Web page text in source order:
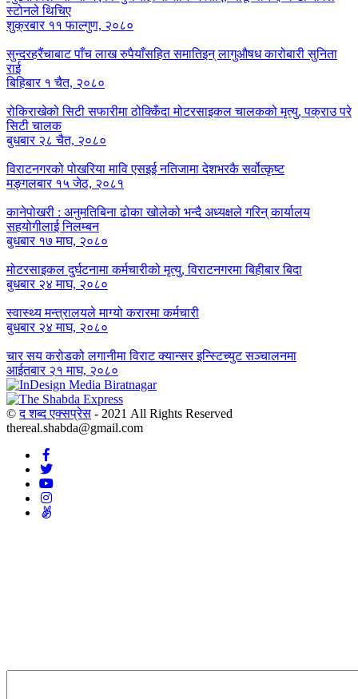
स्टोनले थिचिए
शुक्रबार ११ फाल्गुण, २०८०
सुन्दरहरैंचाबाट पाँच लाख रुपैयाँसहित समातिइन् लागुऔषध कारोबारी सुनिता
राई
बिहिबार १ चैत, २०८०
रोकिराखेको सिटी सफारीमा ठोक्किँदा मोटरसाइकल चालकको मृत्यु, पक्राउ परे
सिटी चालक
बुधबार २८ चैत, २०८०
विराटनगरको पोखरिया मावि एसइई नतिजामा देशभरकै सर्वोत्कृष्ट
मङ्गलबार १५ जेठ, २०८१
कानेपोखरी : अनुमतिबिना ढोका खोलेको भन्दै अध्यक्षले गरिन् कार्यालय
सहयोगीलाई निलम्बन
बुधबार १७ माघ, २०८०
मोटरसाइकल दुर्घटनामा कर्मचारीको मृत्यु, विराटनगरमा बिहीबार बिदा
बुधबार २४ माघ, २०८०
स्वास्थ्य मन्त्रालयले माग्यो करारमा कर्मचारी
बुधबार २४ माघ, २०८०
चार सय करोडको लगानीमा विराट क्यान्सर इन्स्टिच्युट सञ्चालनमा
आईतबार २१ माघ, २०८०
©द शब्द एक्सप्रेस - 2021 All Rights Reserved
thereal.shabda@gmail.com